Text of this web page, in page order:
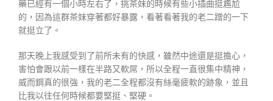
藥已經有一個小時左右了，挑茶妹的時候有些小插曲挺尷尬
的，因為這群茶妹穿著都好暴露，看著看著我的老二蹭的一下
就挺立了。
那天晚上我感受到了前所未有的快感，雖然中途還是挺擔心，
害怕會跟以前一樣在半路又軟屌，所以全程一直很集中精神，
威而鋼真的很強，我的老二全程都沒有絲毫疲軟的跡象，並且
比我以往任何時候都要堅挺、堅硬。